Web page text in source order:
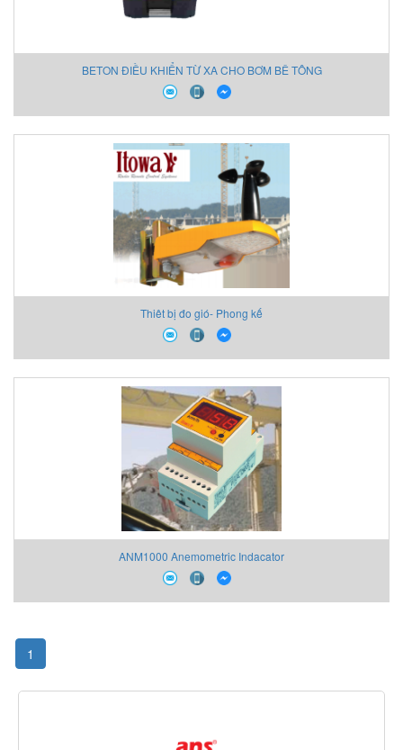
BETON ĐIỀU KHIỂN TỪ XA CHO BƠM BÊ TÔNG
Thiêt bị đo gió- Phong kế
ANM1000 Anemometric Indacator
1